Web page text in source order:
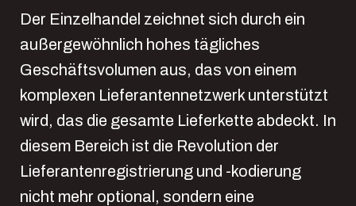
Der Einzelhandel zeichnet sich durch ein
außergewöhnlich hohes tägliches
Geschäftsvolumen aus, das von einem
komplexen Lieferantennetzwerk unterstützt
wird, das die gesamte Lieferkette abdeckt. In
diesem Bereich ist die Revolution der
Lieferantenregistrierung und -kodierung
nicht mehr optional, sondern eine